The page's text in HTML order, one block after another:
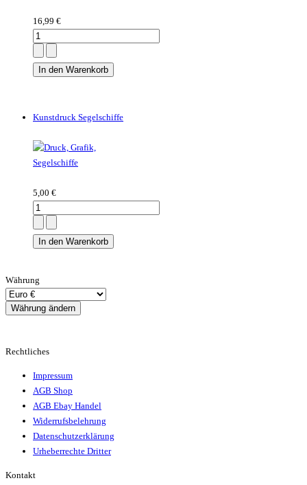
16,99 €
Kunstdruck Segelschiffe
5,00 €
Währung
Rechtliches
Impressum
AGB Shop
AGB Ebay Handel
Widerrufsbelehrung
Datenschutzerklärung
Urheberrechte Dritter
Kontakt